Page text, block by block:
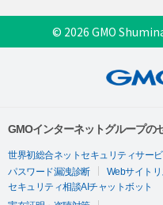
© 2026 GMO